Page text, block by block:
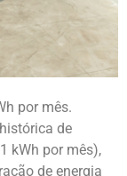
por mês.
de
kWh por mês),
de energia